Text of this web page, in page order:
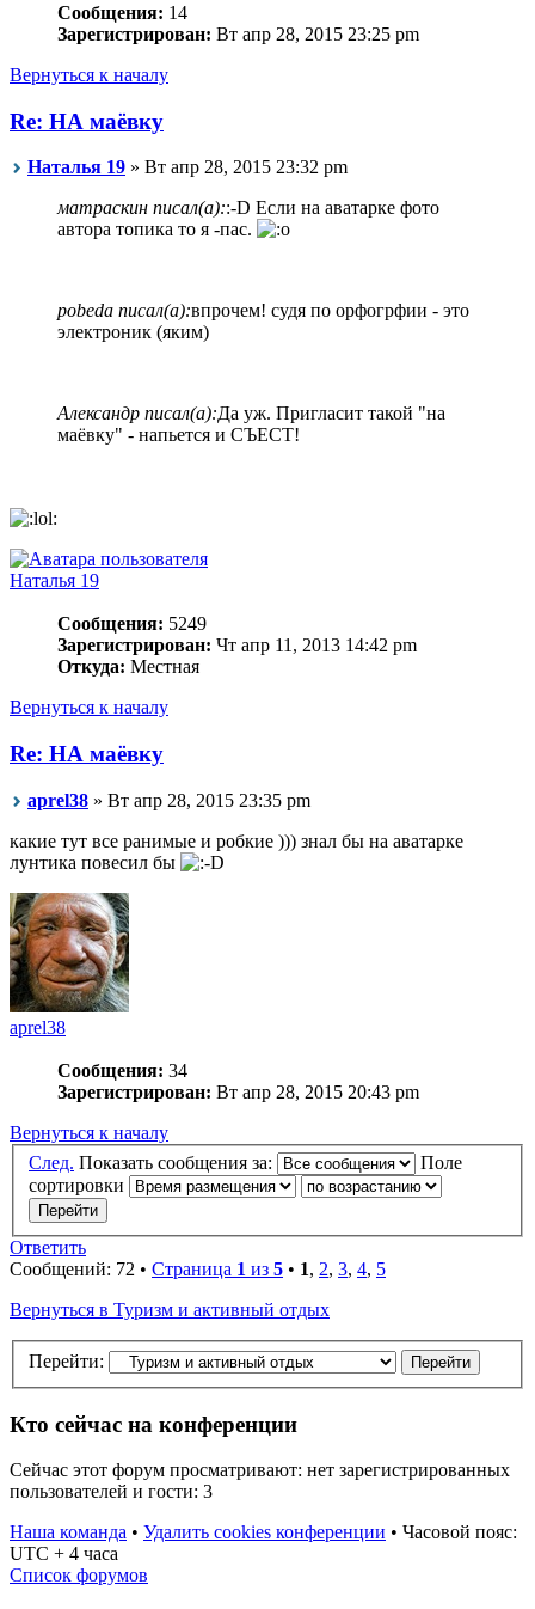
Сообщения: 14
Зарегистрирован: Вт апр 28, 2015 23:25 pm
Вернуться к началу
Re: НА маёвку
Наталья 19 » Вт апр 28, 2015 23:32 pm
матраскин писал(а)::-D Если на аватарке фото
автора топика то я -пас.
pobeda писал(а):впрочем! судя по орфогрфии - это
электроник (яким)
Алeксандр писал(а):Да уж. Пригласит такой "на
маёвку" - напьется и СЪЕСТ!
Наталья 19
Сообщения: 5249
Зарегистрирован: Чт апр 11, 2013 14:42 pm
Откуда: Местная
Вернуться к началу
Re: НА маёвку
aprel38 » Вт апр 28, 2015 23:35 pm
какие тут все ранимые и робкие ))) знал бы на аватарке
лунтика повесил бы
aprel38
Сообщения: 34
Зарегистрирован: Вт апр 28, 2015 20:43 pm
Вернуться к началу
След. Показать сообщения за:
Поле
сортировки
Ответить
Сообщений: 72 • Страница 1 из 5 • 1, 2, 3, 4, 5
Вернуться в Туризм и активный отдых
Перейти:
Кто сейчас на конференции
Сейчас этот форум просматривают: нет зарегистрированных
пользователей и гости: 3
Наша команда • Удалить cookies конференции • Часовой пояс:
UTC + 4 часа
Список форумов